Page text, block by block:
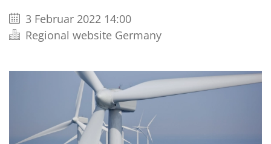
3 Februar 2022 14:00
Regional website Germany